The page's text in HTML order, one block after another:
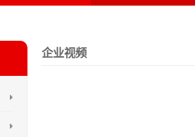
企业视频